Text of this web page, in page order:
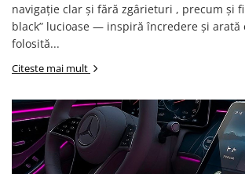
navigație clar și fără zgârieturi , precum și
black” lucioase — inspiră încredere și arată
folosită...
Citeste mai mult